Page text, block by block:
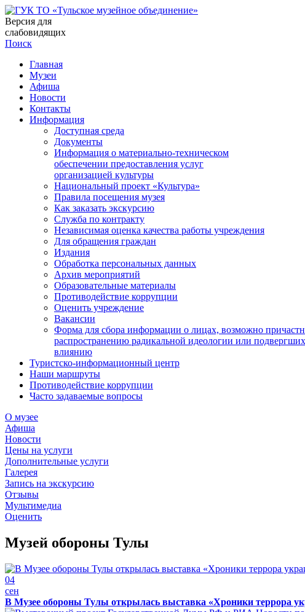
Версия для
слабовидящих
Поиск
Главная
Музеи
Афиша
Новости
Контакты
Информация
Доступная среда
Документы
Информация о материально-техническом
обеспечении предоставления услуг
организацией культуры
Национальный проект «Культура»
Правила посещения музея
Как заказать экскурсию
Служба по контракту
Независимая оценка качества работы учреждения
Для обращения граждан
Издания
Обработка персональных данных
Архив мероприятий
Образовательные материалы
Противодействие коррупции
Оценить учреждение
Вакансии
Форма для сбора информации о лицах, возможно
распространению радикальной идеологии или
влиянию
Туристско-информационный центр
Наши маршруты
Противодействие коррупции
Часто задаваемые вопросы
О музее
Афиша
Новости
Цены на услуги
Дополнительные услуги
Галерея
Запись на экскурсию
Отзывы
Мультимедиа
Оценить
Музей обороны Тулы
04
сен
В Музее обороны Тулы открылась выставка «Хроники террора